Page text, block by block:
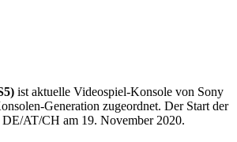
ist aktuelle Videospiel-Konsole von Sony
Generation zugeordnet. Der Start der
AT/CH am 19. November 2020.